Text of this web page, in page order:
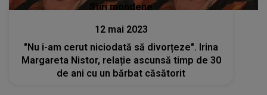
Stiri mondene
12 mai 2023
"Nu i-am cerut niciodată să divorțeze". Irina
Margareta Nistor, relație ascunsă timp de 30
de ani cu un bărbat căsătorit